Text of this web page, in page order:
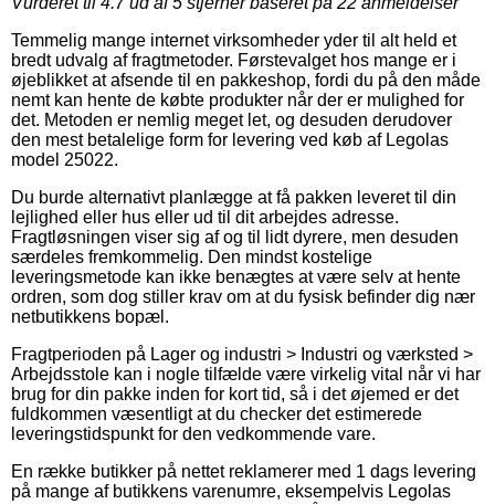
Temmelig mange internet virksomheder yder til alt held et
bredt udvalg af fragtmetoder. Førstevalget hos mange er i
øjeblikket at afsende til en pakkeshop, fordi du på den måde
nemt kan hente de købte produkter når der er mulighed for
det. Metoden er nemlig meget let, og desuden derudover
den mest betalelige form for levering ved køb af Legolas
model 25022.
Du burde alternativt planlægge at få pakken leveret til din
lejlighed eller hus eller ud til dit arbejdes adresse.
Fragtløsningen viser sig af og til lidt dyrere, men desuden
særdeles fremkommelig. Den mindst kostelige
leveringsmetode kan ikke benægtes at være selv at hente
ordren, som dog stiller krav om at du fysisk befinder dig nær
netbutikkens bopæl.
Fragtperioden på Lager og industri > Industri og værksted >
Arbejdsstole kan i nogle tilfælde være virkelig vital når vi har
brug for din pakke inden for kort tid, så i det øjemed er det
fuldkommen væsentligt at du checker det estimerede
leveringstidspunkt for den vedkommende vare.
En række butikker på nettet reklamerer med 1 dags levering
på mange af butikkens varenumre, eksempelvis Legolas